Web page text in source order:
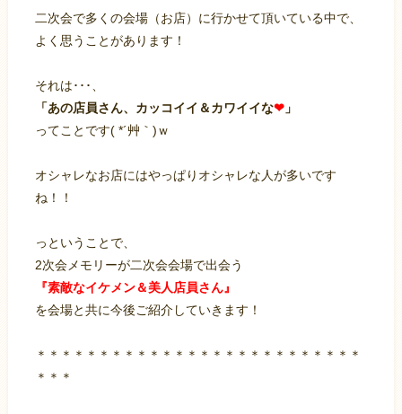
二次会で多くの会場（お店）に行かせて頂いている中で、
よく思うことがあります！
それは･･･、
「あの店員さん、カッコイイ＆カワイイな❤」
ってことです( *´艸｀)ｗ
オシャレなお店にはやっぱりオシャレな人が多いです
ね！！
っということで、
2次会メモリーが二次会会場で出会う
『素敵なイケメン＆美人店員さん』
を会場と共に今後ご紹介していきます！
＊＊＊＊＊＊＊＊＊＊＊＊＊＊＊＊＊＊＊＊＊＊＊＊＊＊
＊＊＊